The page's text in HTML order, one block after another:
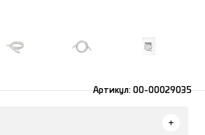
Артикул:00-00029035